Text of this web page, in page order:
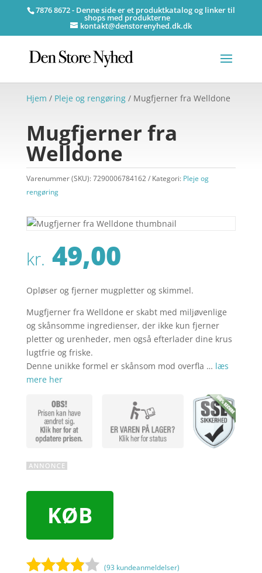
7876 8672 - Denne side er et produktkatalog og linker til
shops med produkterne
kontakt@denstorenyhed.dk.dk
Hjem / Pleje og rengøring/ Mugfjerner fra Welldone
Mugfjerner fra
Welldone
Varenummer (SKU):7290006784162 Kategori: Pleje og
rengøring
kr. 49,00
Opløser og fjerner mugpletter og skimmel.
Mugfjerner fra Welldone er skabt med miljøvenlige
og skånsomme ingredienser, der ikke kun fjerner
pletter og urenheder, men også efterlader dine krus
lugtfrie og friske.
Denne unikke formel er skånsom mod overfla … læs
mere her
KØB
(93 kundeanmeldelser)